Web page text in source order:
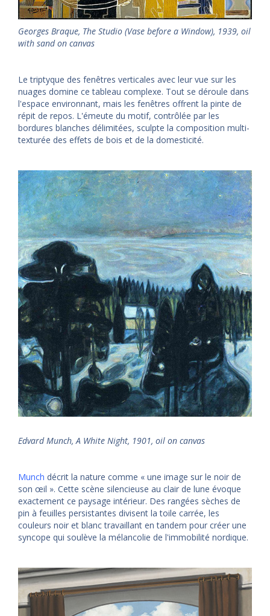
Georges Braque, The Studio (Vase before a Window), 1939, oil
with sand on canvas
Le triptyque des fenêtres verticales avec leur vue sur les
nuages ​​domine ce tableau complexe. Tout se déroule dans
l'espace environnant, mais les fenêtres offrent la pinte de
répit de repos. L'émeute du motif, contrôlée par les
bordures blanches délimitées, sculpte la composition multi-
texturée des effets de bois et de la domesticité.
Edvard Munch, A White Night, 1901, oil on canvas
Munch décrit la nature comme « une image sur le noir de
son œil ». Cette scène silencieuse au clair de lune évoque
exactement ce paysage intérieur. Des rangées sèches de
pin à feuilles persistantes divisent la toile carrée, les
couleurs noir et blanc travaillant en tandem pour créer une
syncope qui soulève la mélancolie de l'immobilité nordique.